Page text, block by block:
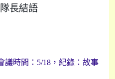
長結語
議時間： 5/18 ，紀錄：故事